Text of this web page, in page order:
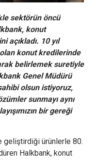
sektörün öncü
konut
açıkladı. 10 yıl
konut kredilerinde
belirlemek suretiyle
Genel Müdürü
olsun istiyoruz,
sunmayı aynı
bir gereği
geliştirdiği ürünlerle 80.
Halkbank, konut